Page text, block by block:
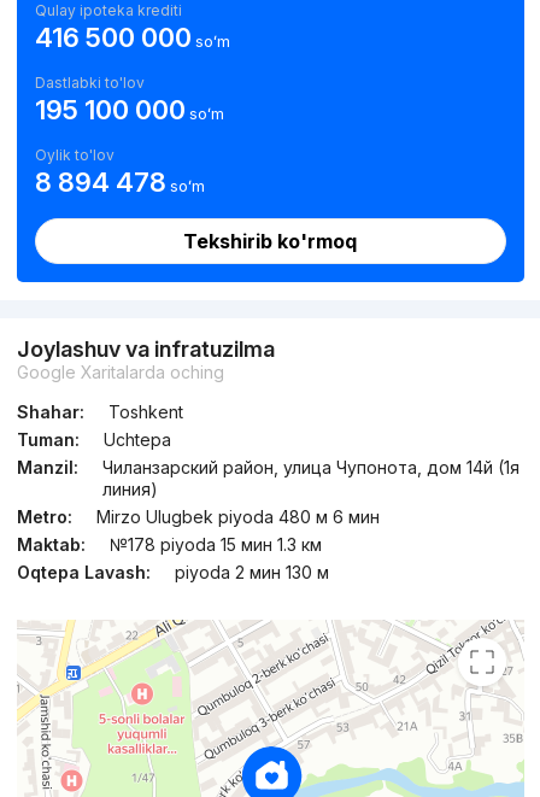
Qulay ipoteka krediti
416 500 000 soʻm
Dastlabki to'lov
195 100 000 soʻm
Oylik to'lov
8 894 478 soʻm
Tekshirib ko'rmoq
Joylashuv va infratuzilma
Google Xaritalarda oching
Shahar:
Toshkent
Tuman:
Uchtepa
Manzil:
Чиланзарский район, улица Чупонота, дом 14й (1я
линия)
Metro:
Mirzo Ulugbek piyoda 480 м 6 мин
Maktab:
№178 piyoda 15 мин 1.3 км
Oqtepa Lavash:
piyoda 2 мин 130 м